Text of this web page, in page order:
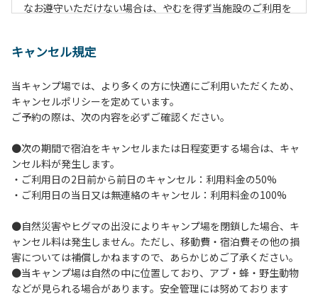
なお遵守いただけない場合は、やむを得ず当施設のご利用を
【ご利用上の注意事項ならびに禁止事項】
２.安全管理上、お子様の単独での行動はご遠慮ください。
３.調度品などの持ち出しはしないでください。
４.午後10時以降の花火の使用は禁止です。
使用、夜間の大声での談笑等）や他人に嫌悪感を与えるよう
な行為はお止めください。
６.芝生や地面での直火による焚き火、BBQ、キャンプファ
イヤーは禁止します。
台の利用後は炭の鎮火の確認をお願いいたします。
８.バンガローの芝生にはテントは張らないでください。（タ
ープは１つまで可）
９.各自で出されましたゴミは全てお持ち帰りください。（使
用済みの炭は専用の捨て場に捨てられます。）
キャンセル規定
当キャンプ場では、より多くの方に快適にご利用いただくため、
キャンセルポリシーを定めています。
ご予約の際は、次の内容を必ずご確認ください。
●次の期間で宿泊をキャンセルまたは日程変更する場合は、キャ
ンセル料が発生します。
・ご利用日の2日前から前日のキャンセル：利用料金の50%
・ご利用日の当日又は無連絡のキャンセル：利用料金の100%
●自然災害やヒグマの出没によりキャンプ場を閉鎖した場合、キ
ャンセル料は発生しません。ただし、移動費・宿泊費その他の損
害については補償しかねますので、あらかじめご了承ください。
●当キャンプ場は自然の中に位置しており、アブ・蜂・野生動物
などが見られる場合があります。安全管理には努めております